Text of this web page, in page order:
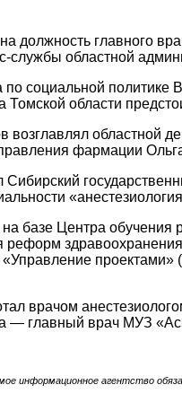
должность главного
службы областной
по социальной
Томской области
областной
фармации
на базе Центра
проектами»
врачом
— главный врач МУЗ
информационное агентство